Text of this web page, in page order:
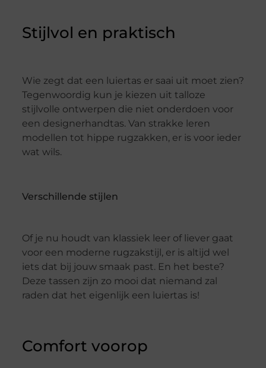
Stijlvol en praktisch
Wie zegt dat een luiertas er saai uit moet zien?
Tegenwoordig kun je kiezen uit talloze
stijlvolle ontwerpen die niet onderdoen voor
een designerhandtas. Van strakke leren
modellen tot hippe rugzakken, er is voor ieder
wat wils.
Verschillende stijlen
Of je nu houdt van klassiek leer of liever gaat
voor een moderne rugzakstijl, er is altijd wel
iets dat bij jouw smaak past. En het beste?
Deze tassen zijn zo mooi dat niemand zal
raden dat het eigenlijk een luiertas is!
Comfort voorop